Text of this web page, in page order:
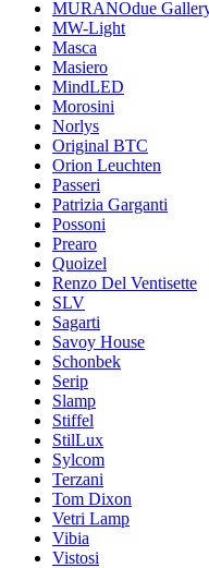
MURANOdue
MW-Light
Masca
Masiero
MindLED
Morosini
Norlys
Original BTC
Orion Leuchten
Passeri
Patrizia Garganti
Possoni
Prearo
Quoizel
Renzo Del Ventisette
SLV
Sagarti
Savoy House
Schonbek
Serip
Slamp
Stiffel
StilLux
Sylcom
Terzani
Tom Dixon
Vetri Lamp
Vibia
Vistosi